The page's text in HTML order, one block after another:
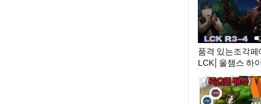
품격 있는조각
LCK│울챔스 하